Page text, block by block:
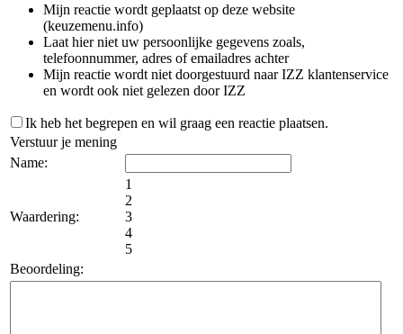
Mijn reactie wordt geplaatst op deze website
(keuzemenu.info)
Laat hier niet uw persoonlijke gegevens zoals,
telefoonnummer, adres of emailadres achter
Mijn reactie wordt niet doorgestuurd naar IZZ klantenservice
en wordt ook niet gelezen door IZZ
Ik heb het begrepen en wil graag een reactie plaatsen.
Verstuur je mening
Name:
Waardering:
1
2
3
4
5
Beoordeling: